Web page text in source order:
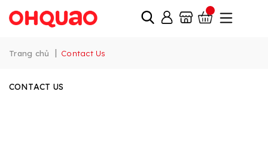
Trang chủ | Contact Us
CONTACT US